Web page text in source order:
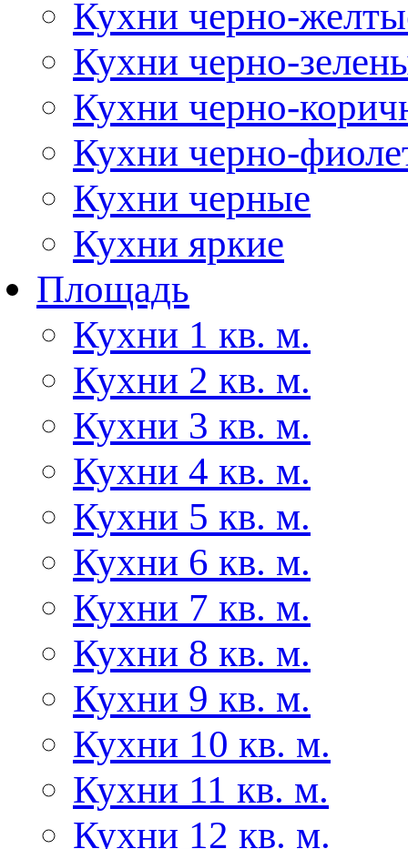
Кухни черно-
Кухни черно-
Кухни черно-
Кухни черно-
Кухни черные
Кухни яркие
Площадь
Кухни 1 кв. м.
Кухни 2 кв. м.
Кухни 3 кв. м.
Кухни 4 кв. м.
Кухни 5 кв. м.
Кухни 6 кв. м.
Кухни 7 кв. м.
Кухни 8 кв. м.
Кухни 9 кв. м.
Кухни 10 кв. м.
Кухни 11 кв. м.
Кухни 12 кв. м.